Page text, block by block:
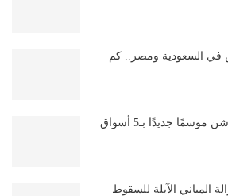
في السعودية ومصر.. كم
المدينة العالمية بالدمام تدشن موسمًا جديدًا بـ5 أسواق
المباني الآيلة للسقوط